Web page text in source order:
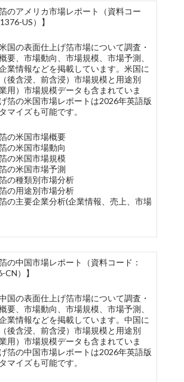
のアメリカ市場レポート（資料コー
US）】
国の表面仕上げ箔市場について調査・
要、市場動向、市場規模、市場予測、
業情報などを掲載しています。米国に
後含浸、前含浸）市場規模と用途別
用）市場規模データも含まれていま
箔の米国市場レポートは2026年英語版
マイズも可能です。
の米国市場概要
の米国市場動向
の米国市場規模
の米国市場予測
の種類別市場分析
の用途別市場分析
の主要企業分析(企業情報、売上、市場
の中国市場レポート（資料コード：
）】
国の表面仕上げ箔市場について調査・
要、市場動向、市場規模、市場予測、
業情報などを掲載しています。中国に
後含浸、前含浸）市場規模と用途別
用）市場規模データも含まれていま
箔の中国市場レポートは2026年英語版
マイズも可能です。